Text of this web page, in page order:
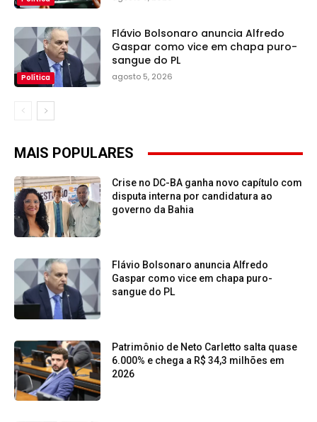
Política
Flávio Bolsonaro anuncia Alfredo
Gaspar como vice em chapa puro-
sangue do PL
agosto 5, 2026
MAIS POPULARES
Crise no DC-BA ganha novo capítulo com
disputa interna por candidatura ao
governo da Bahia
Flávio Bolsonaro anuncia Alfredo
Gaspar como vice em chapa puro-
sangue do PL
Patrimônio de Neto Carletto salta quase
6.000% e chega a R$ 34,3 milhões em
2026